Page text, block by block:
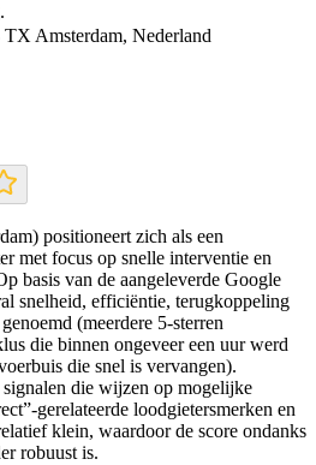
Amsterdam, Nederland
positioneert zich als een
met focus op snelle interventie en
basis van de aangeleverde Google
snelheid, efficiëntie, terugkoppeling
(meerdere 5-sterren
die binnen ongeveer een uur werd
die snel is vervangen).
die wijzen op mogelijke
gerelateerde loodgietersmerken en
klein, waardoor de score ondanks
robuust is.